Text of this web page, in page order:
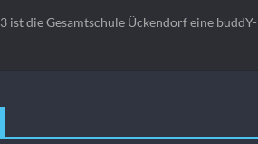
ist die Gesamtschule Ückendorf eine buddY-